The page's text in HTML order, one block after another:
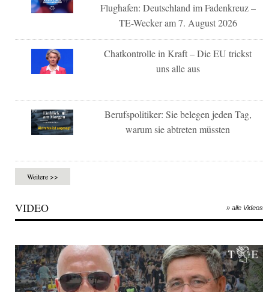
Flughafen: Deutschland im Fadenkreuz –
TE-Wecker am 7. August 2026
Chatkontrolle in Kraft – Die EU trickst
uns alle aus
Berufspolitiker: Sie belegen jeden Tag,
warum sie abtreten müssten
Weitere >>
VIDEO » alle Videos